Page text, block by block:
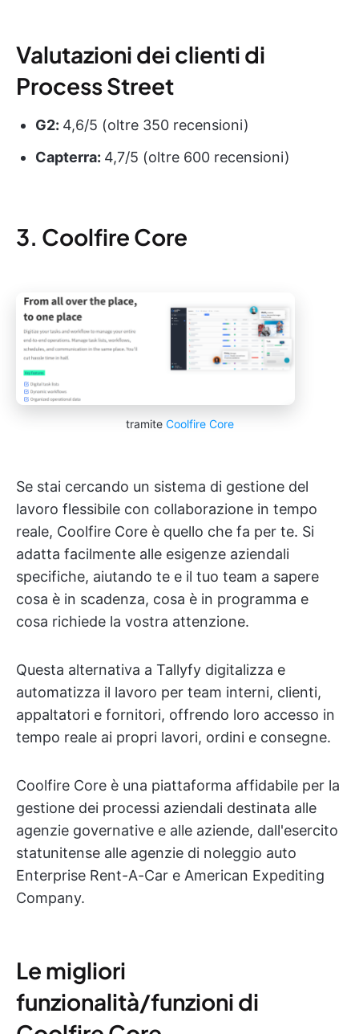
Valutazioni dei clienti di
Process Street
G2: 4,6/5 (oltre 350 recensioni)
Capterra: 4,7/5 (oltre 600 recensioni)
3. Coolfire Core
tramite Coolfire Core
Se stai cercando un sistema di gestione del
lavoro flessibile con collaborazione in tempo
reale, Coolfire Core è quello che fa per te. Si
adatta facilmente alle esigenze aziendali
specifiche, aiutando te e il tuo team a sapere
cosa è in scadenza, cosa è in programma e
cosa richiede la vostra attenzione.
Questa alternativa a Tallyfy digitalizza e
automatizza il lavoro per team interni, clienti,
appaltatori e fornitori, offrendo loro accesso in
tempo reale ai propri lavori, ordini e consegne.
Coolfire Core è una piattaforma affidabile per la
gestione dei processi aziendali destinata alle
agenzie governative e alle aziende, dall'esercito
statunitense alle agenzie di noleggio auto
Enterprise Rent-A-Car e American Expediting
Company.
Le migliori
funzionalità/funzioni di